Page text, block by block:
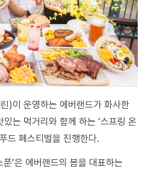
)이 운영하는 에버랜드가 화사한
는 먹거리와 함께 하는 ‘스프링 온
드 페스티벌을 진행한다.
’은 에버랜드의 봄을 대표하는